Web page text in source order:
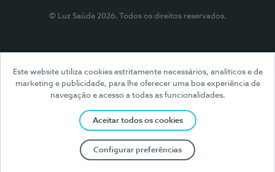
Este website utiliza cookies estritamente necessários, analíticos e de
marketing e publicidade, para lhe oferecer uma boa experiência de
navegação e acesso a todas as funcionalidades.
Aceitar todos os cookies
Configurar preferências
© Luz Saúde 2026. Todos os direitos reservados.